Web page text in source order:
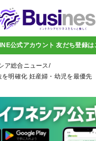
公式アカウント 友だち登録は
ア総合ニュース
を明確化 妊産婦・幼児を最優先